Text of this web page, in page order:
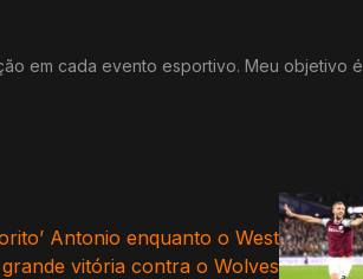
em cada evento esportivo. Meu objetivo é
Antonio enquanto o West
vitória contra o Wolves